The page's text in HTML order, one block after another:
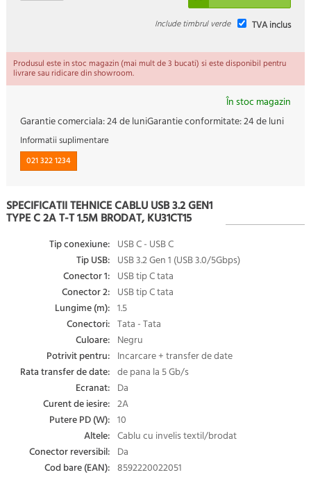
TVA inclus
Include timbrul verde
Produsul este in stoc magazin (mai mult de 3 bucati) si este disponibil pentru
livrare sau ridicare din showroom.
În stoc magazin
Garantie comerciala:24 de luniGarantie conformitate:24 de luni
Informatii suplimentare
021 322 1234
SPECIFICATII TEHNICE CABLU USB 3.2 GEN1
TYPE C 2A T-T 1.5M BRODAT, KU31CT15
Tip conexiune: USB C - USB C
Tip USB: USB 3.2 Gen 1 (USB 3.0/5Gbps)
Conector 1: USB tip C tata
Conector 2: USB tip C tata
Lungime (m): 1.5
Conectori: Tata - Tata
Culoare: Negru
Potrivit pentru: Incarcare + transfer de date
Rata transfer de date: de pana la 5 Gb/s
Ecranat: Da
Curent de iesire: 2A
Putere PD (W): 10
Altele: Cablu cu invelis textil/brodat
Conector reversibil: Da
Cod bare (EAN): 8592220022051